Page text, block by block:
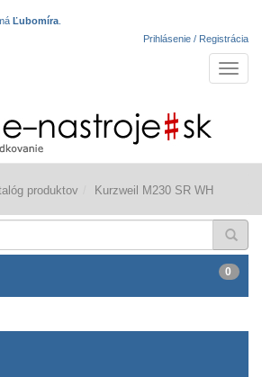
Ľubomíra
Prihlásenie / Registrácia
produktov Kurzweil M230 SR WH
0